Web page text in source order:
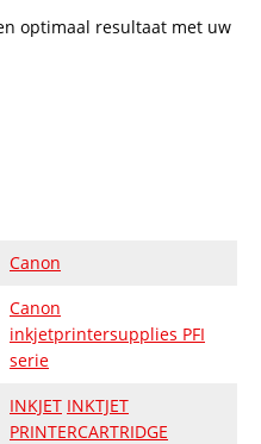
optimaal resultaat met uw
Canon
Canon
inkjetprintersupplies PFI
serie
INKJET INKTJET
PRINTERCARTRIDGE